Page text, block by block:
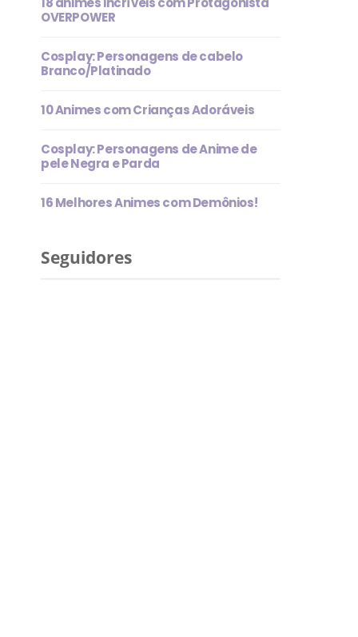
OVERPOWER
Cosplay: Personagens de cabelo
Branco/Platinado
10 Animes com Crianças Adoráveis
Cosplay: Personagens de Anime de
pele Negra e Parda
16 Melhores Animes com Demônios!
Seguidores